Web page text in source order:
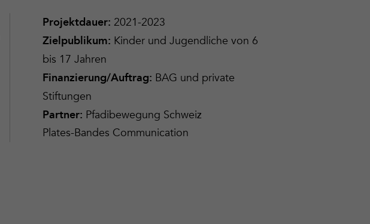
Projektdauer: 2021-2023
Zielpublikum: Kinder und Jugendliche von 6
bis 17 Jahren
Finanzierung/Auftrag: BAG und private
Stiftungen
Partner: Pfadibewegung Schweiz
Plates-Bandes Communication